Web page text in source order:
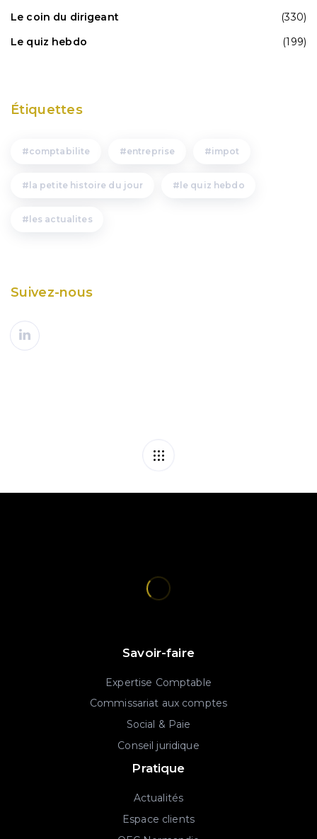
Le coin du dirigeant
(330)
Le quiz hebdo
(199)
Étiquettes
comptabilite entreprise impot
la petite histoire du jour le quiz hebdo
les actualites
Suivez-nous
Savoir-faire
Expertise Comptable
Commissariat aux comptes
Social & Paie
Conseil juridique
Pratique
Actualités
Espace clients